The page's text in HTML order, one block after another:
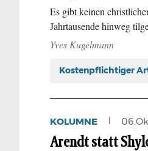
Es gibt keinen
Jahrtausende hinweg
Yves Kugelmann
Kostenpflichtiger
KOLUMNE
Arendt statt